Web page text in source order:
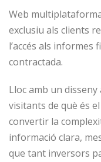
Web
exclusiu als clients
l’accés als informes
contractada.
Lloc amb un
visitants de què és
convertir la
informació clara,
que tant inversors